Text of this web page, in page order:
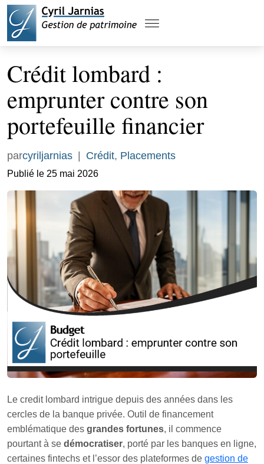
Crédit lombard :
emprunter contre son
portefeuille financier
parcyriljarnias Crédit, Placements
Publié le 25 mai 2026
Le credit lombard intrigue depuis des années dans les
cercles de la banque privée. Outil de financement
emblématique des grandes fortunes, il commence
pourtant à se démocratiser, porté par les banques en ligne,
certaines fintechs et l’essor des plateformes de gestion de